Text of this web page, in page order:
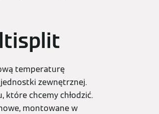
temperaturę
zewnętrznej.
które chcemy chłodzić.
montowane w